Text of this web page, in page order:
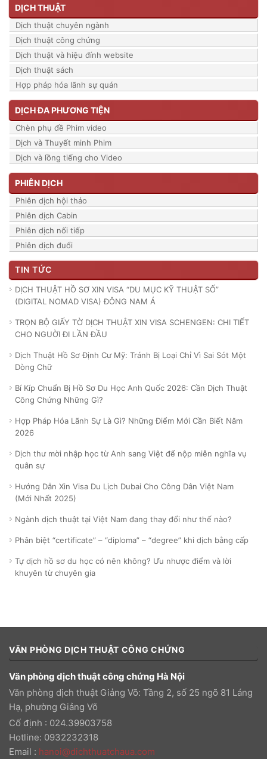
DỊCH THUẬT
Dịch thuật chuyên ngành
Dịch thuật công chứng
Dịch thuật và hiệu đính website
Dịch thuật sách
Hợp pháp hóa lãnh sự quán
DỊCH ĐA PHƯƠNG TIỆN
Chèn phụ đề Phim video
Dịch và Thuyết minh Phim
Dịch và lồng tiếng cho Video
PHIÊN DỊCH
Phiên dịch hội thảo
Phiên dịch Cabin
Phiên dịch nối tiếp
Phiên dịch đuổi
TIN TỨC
DỊCH THUẬT HỒ SƠ XIN VISA “DU MỤC KỸ THUẬT SỐ”
(DIGITAL NOMAD VISA) ĐÔNG NAM Á
TRỌN BỘ GIẤY TỜ DỊCH THUẬT XIN VISA SCHENGEN: CHI TIẾT
CHO NGUỜI ĐI LẦN ĐẦU
Dịch Thuật Hồ Sơ Định Cư Mỹ: Tránh Bị Loại Chỉ Vì Sai Sót Một
Dòng Chữ
Bí Kíp Chuẩn Bị Hồ Sơ Du Học Anh Quốc 2026: Cần Dịch Thuật
Công Chứng Những Gì?
Hợp Pháp Hóa Lãnh Sự Là Gì? Những Điểm Mới Cần Biết Năm
2026
Dịch thư mời nhập học từ Anh sang Việt để nộp miễn nghĩa vụ
quân sự
Hướng Dẫn Xin Visa Du Lịch Dubai Cho Công Dân Việt Nam
(Mới Nhất 2025)
Ngành dịch thuật tại Việt Nam đang thay đổi như thế nào?
Phân biệt “certificate” – “diploma” – “degree” khi dịch bằng cấp
Tự dịch hồ sơ du học có nên không? Ưu nhược điểm và lời
khuyên từ chuyên gia
VĂN PHÒNG DỊCH THUẬT CÔNG CHỨNG
Văn phòng dịch thuật công chứng Hà Nội
Văn phòng dịch thuật Giảng Võ: Tầng 2, số 25 ngõ 81 Láng
Hạ, phường Giảng Võ
Cố định : 024.39903758
Hotline: 0932232318
Email : hanoi@dichthuatchaua.com